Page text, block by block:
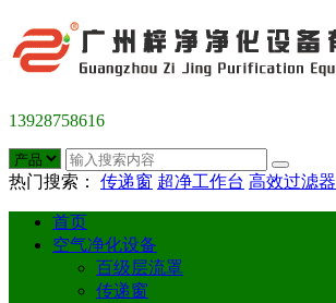
13928758616
热门搜索： 传递窗 超净工作台 高效过滤器
首页
空气净化设备
百级层流罩
传递窗